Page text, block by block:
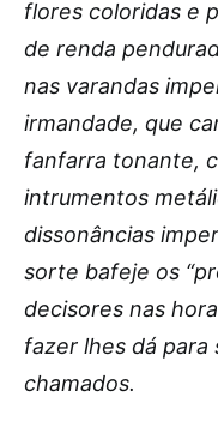
flores coloridas e
de renda
nas varandas
irmandade, que
fanfarra tonante,
intrumentos
dissonâncias
sorte bafeje os
decisores nas
fazer lhes dá para
chamados.